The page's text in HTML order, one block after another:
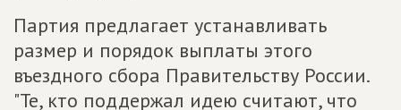
Партия предлагает устанавливать
размер и порядок выплаты этого
въездного сбора Правительству России.
"Те, кто поддержал идею считают, что